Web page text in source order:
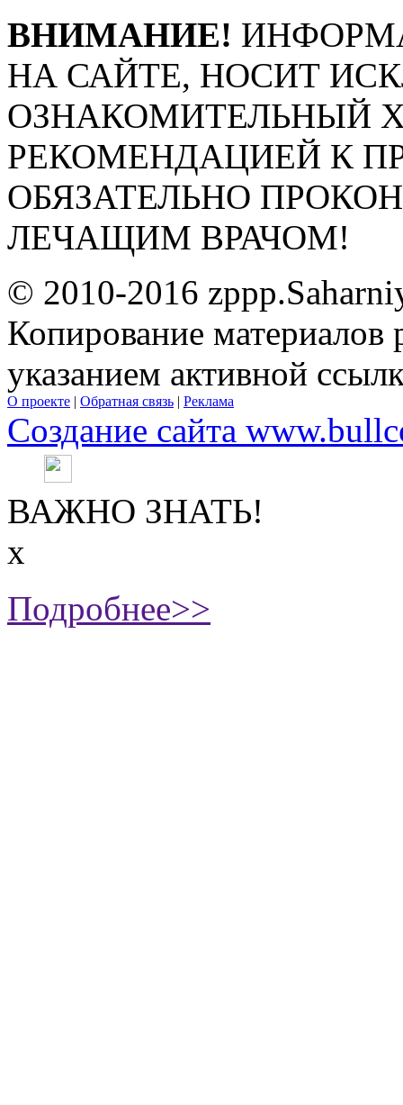
ВНИМАНИЕ!
НА САЙТЕ, НОСИТ
ОЗНАКОМИТЕЛЬНЫЙ
РЕКОМЕНДАЦИЕЙ К
ОБЯЗАТЕЛЬНО
ЛЕЧАЩИМ ВРАЧОМ!
© 2010-2016
Копирование материалов
указанием активной
О проекте | Обратная связь | Реклама
Создание сайта
ВАЖНО ЗНАТЬ!
х
Подробнее>>